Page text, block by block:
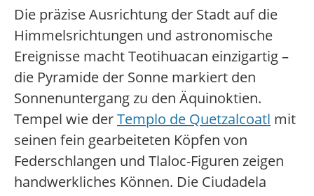
Die präzise Ausrichtung der Stadt auf die
Himmelsrichtungen und astronomische
Ereignisse macht Teotihuacan einzigartig –
die Pyramide der Sonne markiert den
Sonnenuntergang zu den Äquinoktien.
Tempel wie derTemplo de Quetzalcoatl mit
seinen fein gearbeiteten Köpfen von
Federschlangen und Tlaloc-Figuren zeigen
handwerkliches Können. Die Ciudadela